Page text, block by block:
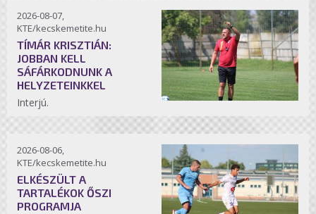
2026-08-07,
KTE/kecskemetite.hu
TÍMÁR KRISZTIÁN:
JOBBAN KELL
SÁFÁRKODNUNK A
HELYZETEINKKEL
Interjú.
2026-08-06,
KTE/kecskemetite.hu
ELKÉSZÜLT A
TARTALÉKOK ŐSZI
PROGRAMJA